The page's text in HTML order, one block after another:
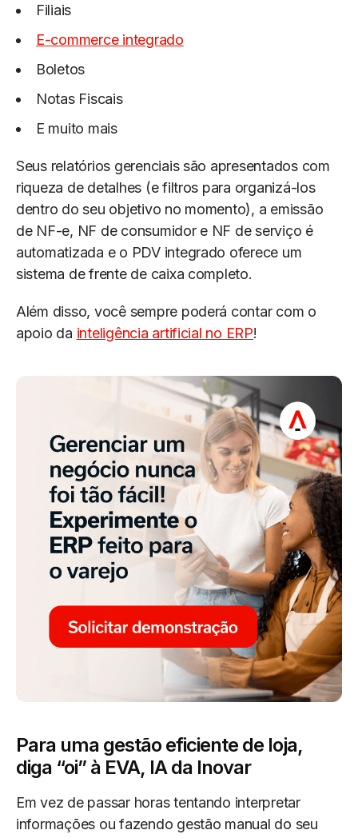
Filiais
E-commerce integrado
Boletos
Notas Fiscais
E muito mais
Seus relatórios gerenciais são apresentados com
riqueza de detalhes (e filtros para organizá-los
dentro do seu objetivo no momento), a emissão
de NF-e, NF de consumidor e NF de serviço é
automatizada e o PDV integrado oferece um
sistema de frente de caixa completo.
Além disso, você sempre poderá contar com o
apoio da inteligência artificial no ERP!
Para uma gestão eficiente de loja,
diga “oi” à EVA, IA da Inovar
Em vez de passar horas tentando interpretar
informações ou fazendo gestão manual do seu